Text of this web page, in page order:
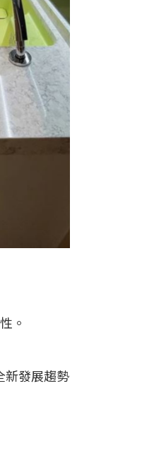
。
新發展趨勢